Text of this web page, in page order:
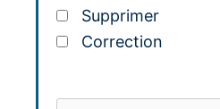
Supprimer
Correction